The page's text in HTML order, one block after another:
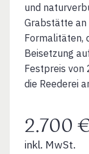
und
Grabstätte an
Formalitäten,
Beisetzung
Festpreis von
die Reederei
2.700
inkl. MwSt.